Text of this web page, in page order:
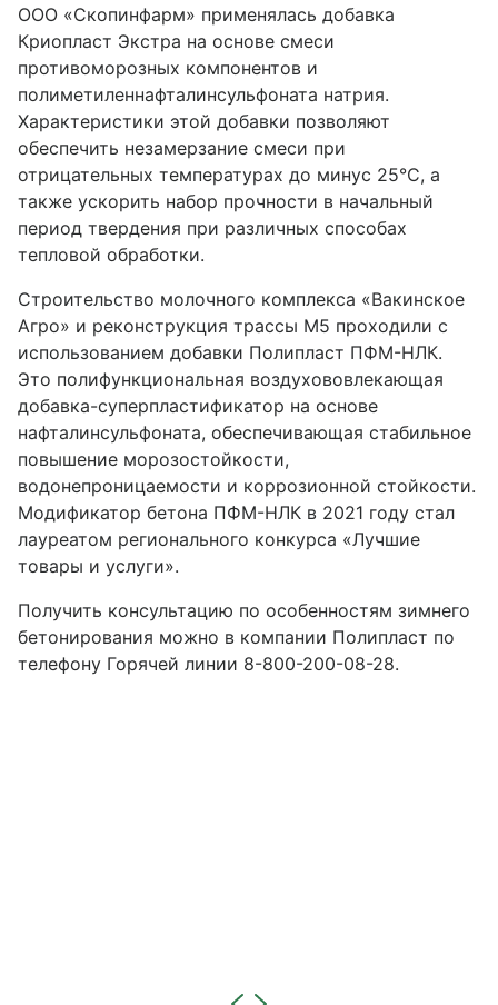
ООО «Скопинфарм» применялась добавка
Криопласт Экстра на основе смеси
противоморозных компонентов и
полиметиленнафталинсульфоната натрия.
Характеристики этой добавки позволяют
обеспечить незамерзание смеси при
отрицательных температурах до минус 25°С, а
также ускорить набор прочности в начальный
период твердения при различных способах
тепловой обработки.
Строительство молочного комплекса «Вакинское
Агро» и реконструкция трассы М5 проходили с
использованием добавки Полипласт ПФМ-НЛК.
Это полифункциональная воздухововлекающая
добавка-суперпластификатор на основе
нафталинсульфоната, обеспечивающая стабильное
повышение морозостойкости,
водонепроницаемости и коррозионной стойкости.
Модификатор бетона ПФМ-НЛК в 2021 году стал
лауреатом регионального конкурса «Лучшие
товары и услуги».
Получить консультацию по особенностям зимнего
бетонирования можно в компании Полипласт по
телефону Горячей линии 8-800-200-08-28.